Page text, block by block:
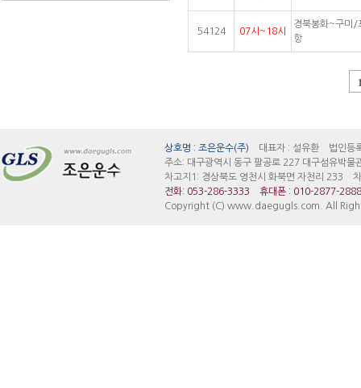
54124 07시~18시
경북봉화~구미/
항
상호명 : 조은운수(주) 대표자 : 설유환 법인등
주소: 대구광역시 동구 팔공로 227 대구섬유박
차고지1: 경상북도 영천시 화북면 자천리 233
전화: 053-286-3333
휴대폰 : 010-2877-2888
Copyright (C) www.daegugls.com. All